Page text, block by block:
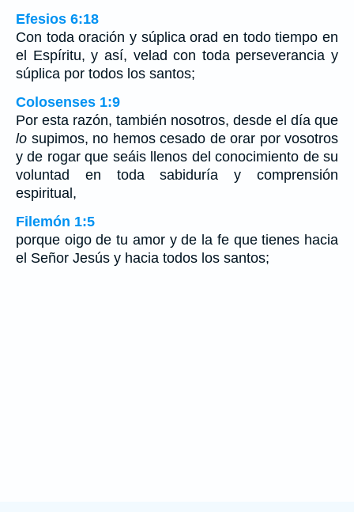
Efesios 6:18
Con toda oración y súplica orad en todo tiempo en
el Espíritu, y así, velad con toda perseverancia y
súplica por todos los santos;
Colosenses 1:9
Por esta razón, también nosotros, desde el día que
lo supimos, no hemos cesado de orar por vosotros
y de rogar que seáis llenos del conocimiento de su
voluntad en toda sabiduría y comprensión
espiritual,
Filemón 1:5
porque oigo de tu amor y de la fe que tienes hacia
el Señor Jesús y hacia todos los santos;